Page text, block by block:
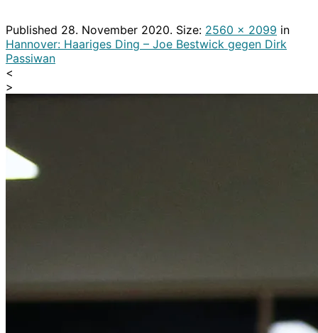
Published 28. November 2020. Size: 2560 × 2099 in
Hannover: Haariges Ding – Joe Bestwick gegen Dirk
Passiwan
<
>